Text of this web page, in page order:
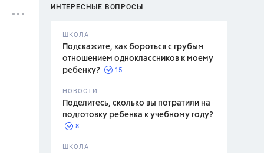
ИНТЕРЕСНЫЕ ВОПРОСЫ
ШКОЛА
Подскажите, как бороться с грубым
отношением одноклассников к моему
ребенку?
15
НОВОСТИ
Поделитесь, сколько вы потратили на
подготовку ребенка к учебному году?
8
ШКОЛА